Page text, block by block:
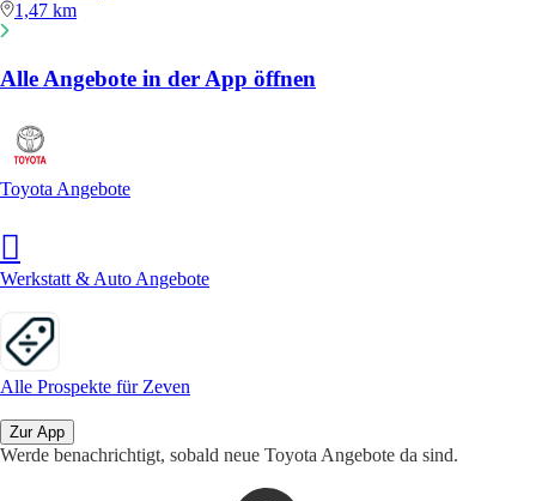
1,47 km
Alle Angebote in der App öffnen
Toyota Angebote
Werkstatt & Auto Angebote
Alle Prospekte für Zeven
Zur App
Werde benachrichtigt, sobald neue Toyota Angebote da sind.